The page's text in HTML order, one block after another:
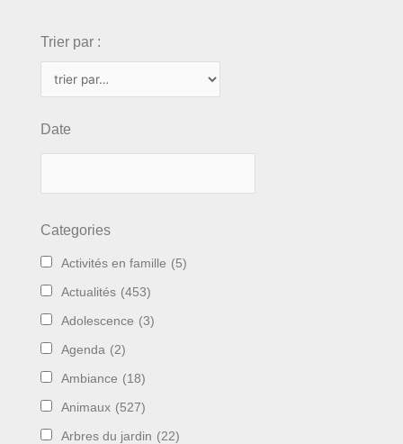
Trier par :
Date
Categories
Activités en famille (5)
Actualités (453)
Adolescence (3)
Agenda (2)
Ambiance (18)
Animaux (527)
Arbres du jardin (22)